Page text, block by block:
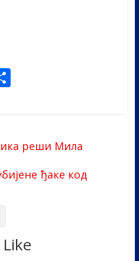
S
реши Мила
ђаке код